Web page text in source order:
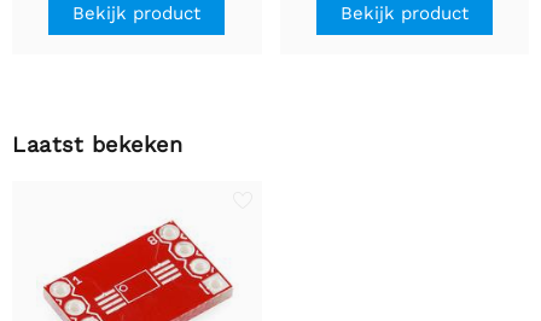
Bekijk product Bekijk product
Laatst bekeken